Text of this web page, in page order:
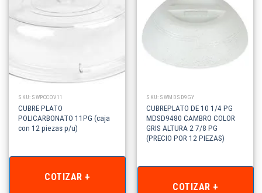
SKU: SWPCCOV11
CUBRE PLATO
POLICARBONATO 11PG (caja
con 12 piezas p/u)
COTIZAR +
SKU: SWMDSD9GY
CUBREPLATO DE 10 1/4 PG
MDSD9480 CAMBRO COLOR
GRIS ALTURA 2 7/8 PG
(PRECIO POR 12 PIEZAS)
COTIZAR +